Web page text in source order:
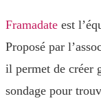
Framadate est
Proposé par
il permet de créer
sondage pour